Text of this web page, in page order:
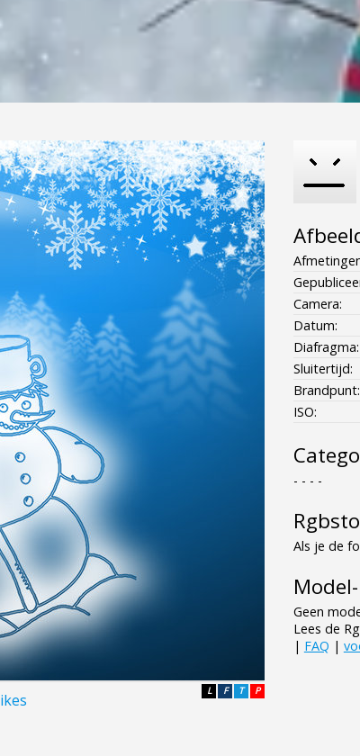
P
T
F
L
Camera:
Datum:
Diafragma:
Sluitertijd:
Brandpunt:
ISO:
- - - -
Als je de
Geen
Lees de
| FAQ |